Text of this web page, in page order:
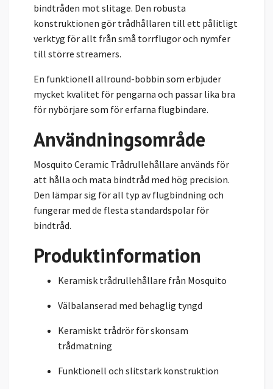
bindtråden mot slitage. Den robusta
konstruktionen gör trådhållaren till ett pålitligt
verktyg för allt från små torrflugor och nymfer
till större streamers.
En funktionell allround-bobbin som erbjuder
mycket kvalitet för pengarna och passar lika bra
för nybörjare som för erfarna flugbindare.
Användningsområde
Mosquito Ceramic Trådrullehållare används för
att hålla och mata bindtråd med hög precision.
Den lämpar sig för all typ av flugbindning och
fungerar med de flesta standardspolar för
bindtråd.
Produktinformation
Keramisk trådrullehållare från Mosquito
Välbalanserad med behaglig tyngd
Keramiskt trådrör för skonsam
trådmatning
Funktionell och slitstark konstruktion